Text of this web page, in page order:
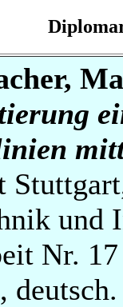
und
Nr.
deutsch.